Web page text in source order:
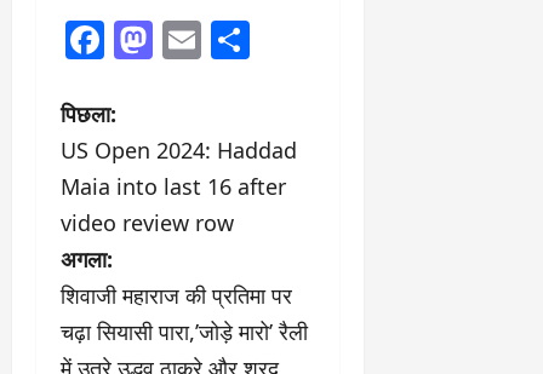
Facebook
Mastodon
Email
पो
स्ट
ने
वि
गे
पिछला:
US Open 2024: Haddad
Maia into last 16 after
video review row
अगला:
शिवाजी महाराज की प्रतिमा पर
चढ़ा सियासी पारा,’जोड़े मारो’ रैली